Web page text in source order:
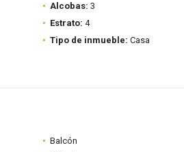
Alcobas: 3
Estrato: 4
Tipo de inmueble: Casa
Balcón